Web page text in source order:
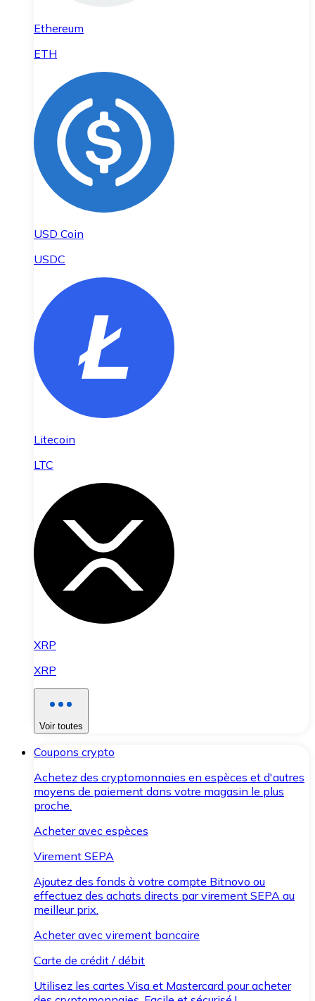
Ethereum
ETH
USD Coin
USDC
Litecoin
LTC
XRP
XRP
Voir toutes
Coupons crypto
Achetez des cryptomonnaies en espèces et d'autres
moyens de paiement dans votre magasin le plus
proche.
Acheter avec espèces
Virement SEPA
Ajoutez des fonds à votre compte Bitnovo ou
effectuez des achats directs par virement SEPA au
meilleur prix.
Acheter avec virement bancaire
Carte de crédit / débit
Utilisez les cartes Visa et Mastercard pour acheter